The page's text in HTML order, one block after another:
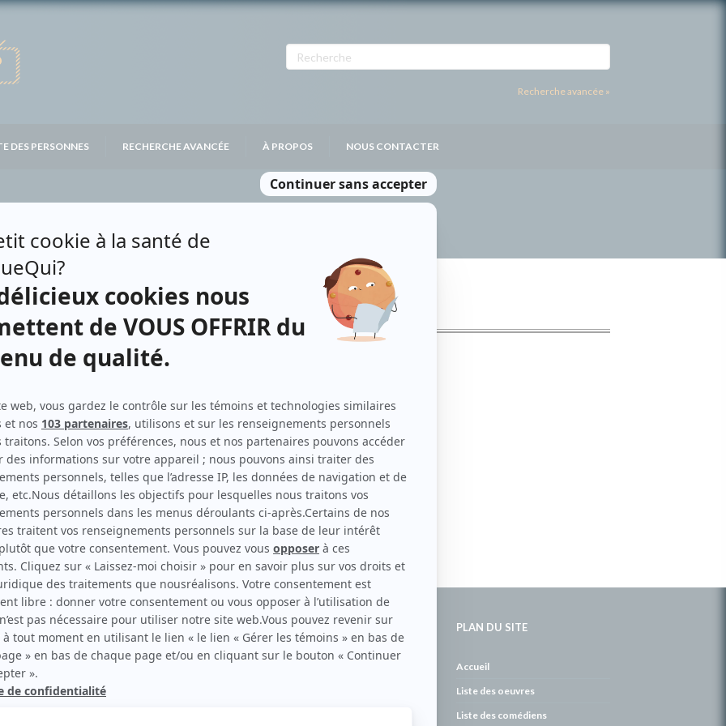
Recherche avancée »
DES PERSONNES RECHERCHE AVANCÉE À PROPOS NOUS CONTACTER
Personnages
Indéfendable
Gardienne de détention 2024
Lâcher prise(Consoeur2018)
District 31 (Policière2020)
Unité 9(IPL au Max)
Le grand remous( Nadine Brisebois )
carbure à son petit écran. Celui qu’on surnomme parfois «l’encyclopédie de
à 2001. Sa spécialité: la télé québécoise. On peut l’entendre régulièrement
PLAN DU SITE
Accueil
Liste des oeuvres
Liste des comédiens